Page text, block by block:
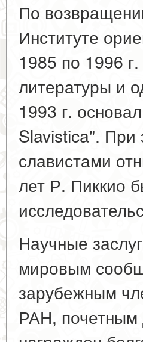
По
Институте
1985 по 1996
литературы и
1993 г.
Slavistica". При
славистами
лет Р. Пиккио
Научные
мировым
зарубежным
РАН, почетным